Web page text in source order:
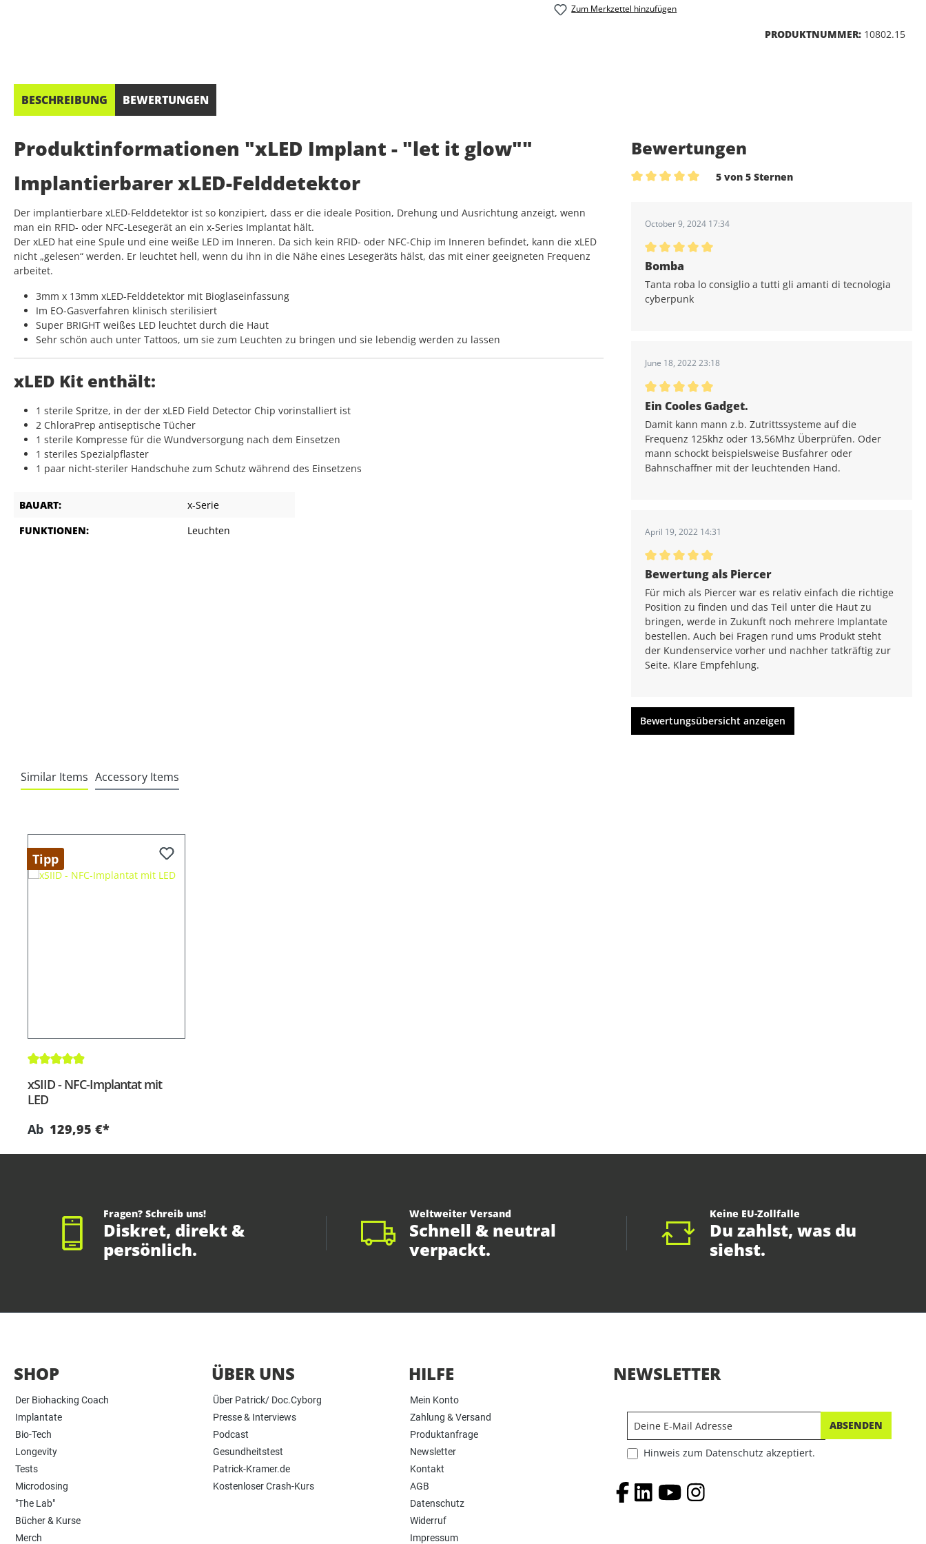
Zum Merkzettel hinzufügen
PRODUKTNUMMER: 10802.15
BESCHREIBUNG BEWERTUNGEN
Produktinformationen "xLED Implant - "let it glow""
Implantierbarer xLED-Felddetektor
Der implantierbare xLED-Felddetektor ist so konzipiert, dass er die ideale Position, Drehung und Ausrichtung anzeigt, wenn
man ein RFID- oder NFC-Lesegerät an ein x-Series Implantat hält.
Der xLED hat eine Spule und eine weiße LED im Inneren. Da sich kein RFID- oder NFC-Chip im Inneren befindet, kann die xLED
nicht „gelesen“ werden. Er leuchtet hell, wenn du ihn in die Nähe eines Lesegeräts hälst, das mit einer geeigneten Frequenz
arbeitet.
3mm x 13mm xLED-Felddetektor mit Bioglaseinfassung
Im EO-Gasverfahren klinisch sterilisiert
Super BRIGHT weißes LED leuchtet durch die Haut
Sehr schön auch unter Tattoos, um sie zum Leuchten zu bringen und sie lebendig werden zu lassen
xLED Kit enthält:
1 sterile Spritze, in der der xLED Field Detector Chip vorinstalliert ist
2 ChloraPrep antiseptische Tücher
1 sterile Kompresse für die Wundversorgung nach dem Einsetzen
1 steriles Spezialpflaster
1 paar nicht-steriler Handschuhe zum Schutz während des Einsetzens
BAUART:
x-Serie
FUNKTIONEN:
Leuchten
Bewertungen
5 von 5 Sternen
October 9, 2024 17:34
Durchschnittliche Bewertung von 5 von 5 Sternen
Bomba
Tanta roba lo consiglio a tutti gli amanti di tecnologia
cyberpunk
June 18, 2022 23:18
Durchschnittliche Bewertung von 5 von 5 Sternen
Ein Cooles Gadget.
Damit kann mann z.b. Zutrittssysteme auf die
Frequenz 125khz oder 13,56Mhz Überprüfen. Oder
mann schockt beispielsweise Busfahrer oder
Bahnschaffner mit der leuchtenden Hand.
April 19, 2022 14:31
Durchschnittliche Bewertung von 5 von 5 Sternen
Bewertung als Piercer
Für mich als Piercer war es relativ einfach die richtige
Position zu finden und das Teil unter die Haut zu
bringen, werde in Zukunft noch mehrere Implantate
bestellen. Auch bei Fragen rund ums Produkt steht
der Kundenservice vorher und nachher tatkräftig zur
Seite. Klare Empfehlung.
Bewertungsübersicht anzeigen
Similar Items Accessory Items
Tipp
Durchschnittliche Bewertung von 4.8 von 5 Sternen
xSIID - NFC-Implantat mit
LED
Ab 129,95 €*
Fragen? Schreib uns!
Diskret, direkt &
persönlich.
Weltweiter Versand
Schnell & neutral
verpackt.
Keine EU-Zollfalle
Du zahlst, was du
siehst.
SHOP
Der Biohacking Coach
Implantate
Bio-Tech
Longevity
Tests
Microdosing
"The Lab"
Bücher & Kurse
Merch
ÜBER UNS
Über Patrick/ Doc.Cyborg
Presse & Interviews
Podcast
Gesundheitstest
Patrick-Kramer.de
Kostenloser Crash-Kurs
HILFE
Mein Konto
Zahlung & Versand
Produktanfrage
Newsletter
Kontakt
AGB
Datenschutz
Widerruf
Impressum
NEWSLETTER
ABSENDEN
Hinweis zum Datenschutz akzeptiert.